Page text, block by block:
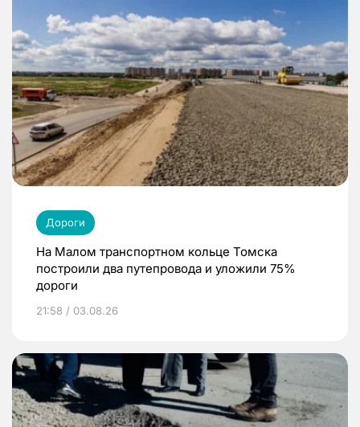
Дороги
На Малом транспортном кольце Томска
построили два путепровода и уложили 75%
дороги
21:58 / 03.08.26